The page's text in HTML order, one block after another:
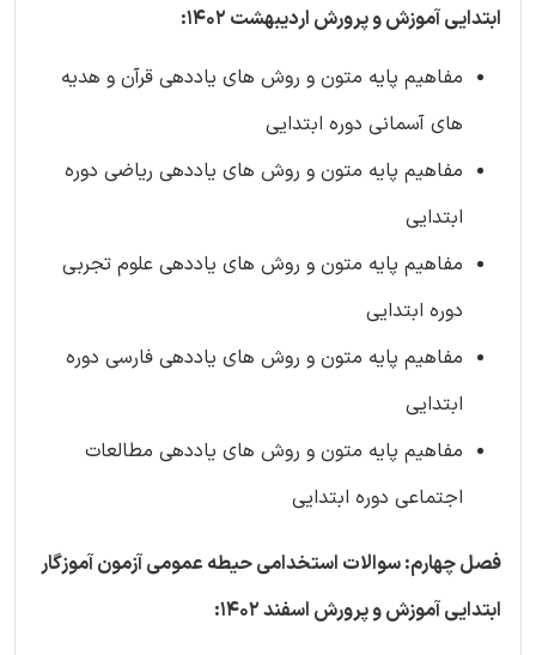
ابتدایی آموزش و پرورش اردیبهشت 1402:
مفاهیم پایه متون و روش های یاددهی قرآن و هدیه
های آسمانی دوره ابتدایی
مفاهیم پایه متون و روش های یاددهی ریاضی دوره
ابتدایی
مفاهیم پایه متون و روش های یاددهی علوم تجربی
دوره ابتدایی
مفاهیم پایه متون و روش های یاددهی فارسی دوره
ابتدایی
مفاهیم پایه متون و روش های یاددهی مطالعات
اجتماعی دوره ابتدایی
فصل چهارم: سوالات استخدامی حیطه عمومی آزمون آموزگار
ابتدایی آموزش و پرورش اسفند 1402: